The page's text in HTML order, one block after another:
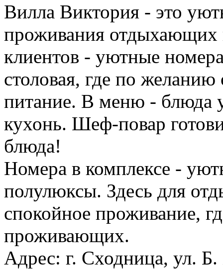
Вилла Виктория - это
проживания отдыхающих
клиентов - уютные
столовая, где по желанию
питание. В меню - блюда
кухонь. Шеф-повар
блюда!
Номера в комплексе -
полулюксы. Здесь для
спокойное проживание,
проживающих.
Адрес: г. Сходница, ул.